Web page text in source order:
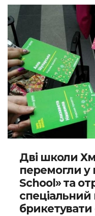
Дві школи
перемогли у
School» та
брикетувати